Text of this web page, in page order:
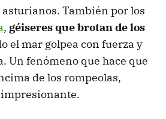
También por los
, géiseres que brotan de los
el mar golpea con fuerza y
Un fenómeno que hace que
de los rompeolas,